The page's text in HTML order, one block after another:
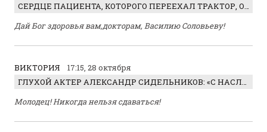
СЕРДЦЕ ПАЦИЕНТА, КОТОРОГО ПЕРЕЕХАЛ ТРАКТОР, ОБНАРУЖИЛИ… В ЖИВОТЕ
Дай Бог здоровья вам,докторам, Василию Соловьеву!
ВИКТОРИЯ
17:15, 28 октября
ГЛУХОЙ АКТЕР АЛЕКСАНДР СИДЕЛЬНИКОВ: «С НАСЛАЖДЕНИЕМ ИГРАЛ ОТРИЦАТЕЛЬНОГО ГЕРОЯ!»
Молодец! Никогда нельзя сдаваться!